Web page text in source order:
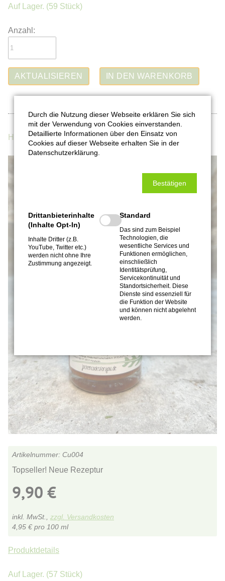
Auf Lager. (59 Stück)
Anzahl:
Hagebutten-Currysoße
Cu004
Topseller! Neue Rezeptur
9,90 €
inkl. MwSt., zzgl. Versandkosten
4,95 € pro 100 ml
Produktdetails
Auf Lager. (57 Stück)
Durch die Nutzung dieser Webseite erklären Sie sich
mit der Verwendung von Cookies einverstanden.
Detaillierte Informationen über den Einsatz von
Cookies auf dieser Webseite erhalten Sie in der
Datenschutzerklärung.
Bestätigen
Drittanbieterinhalte
(Inhalte Opt-In)
Inhalte Dritter (z.B.
YouTube, Twitter etc.)
werden nicht ohne Ihre
Zustimmung angezeigt.
Standard
Das sind zum Beispiel
Technologien, die
wesentliche Services und
Funktionen ermöglichen,
einschließlich
Identitätsprüfung,
Servicekontinuität und
Standortsicherheit. Diese
Dienste sind essenziell für
die Funktion der Website
und können nicht abgelehnt
werden.